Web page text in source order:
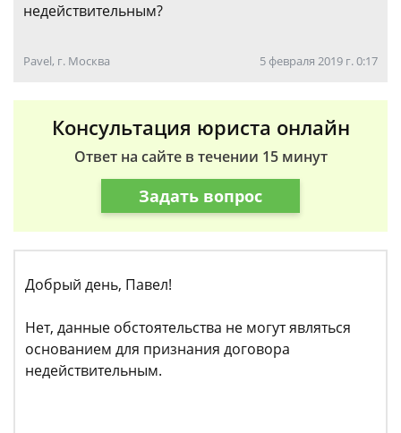
недействительным?
Pavel, г. Москва 5 февраля 2019 г. 0:17
Консультация юриста онлайн
Ответ на сайте в течении 15 минут
Задать вопрос
Добрый день, Павел!
Нет, данные обстоятельства не могут являться
основанием для признания договора
недействительным.